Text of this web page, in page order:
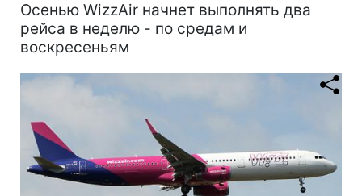
Осенью WizzAir начнет выполнять два
рейса в неделю - по средам и
воскресеньям